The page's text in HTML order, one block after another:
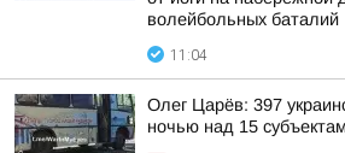
волейбольных баталий
11:04
Олег Царёв: 397
ночью над 15